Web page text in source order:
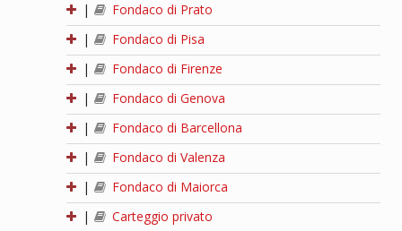
|
Fondaco di Prato
|
Fondaco di Pisa
|
Fondaco di Firenze
|
Fondaco di Genova
|
Fondaco di Barcellona
|
Fondaco di Valenza
|
Fondaco di Maiorca
|
Carteggio privato